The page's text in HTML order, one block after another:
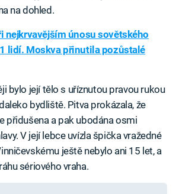
na dohled.
nejkrvavějším únosu sovětského
lidí. Moskva přinutila pozůstalé
bylo její tělo s uříznutou pravou rukou
bydliště. Pitva prokázala, že
přidušena a pak ubodána osmi
V její lebce uvízla špička vražedné
ještě nebylo ani 15 let, a
sériového vraha.